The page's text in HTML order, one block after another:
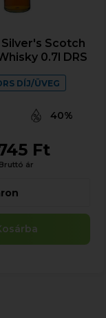
Scotch
0.7l DRS
DÍJ/ÜVEG
40%
Ft
Bruttó ár